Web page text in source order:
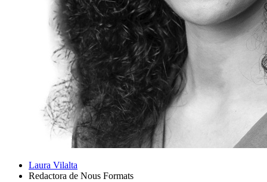
Laura Vilalta
Redactora de Nous Formats